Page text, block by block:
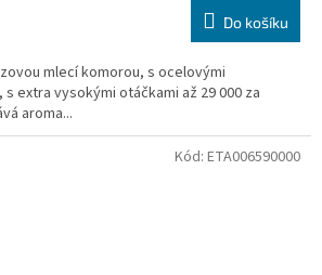
Do košíku
mlecí komorou, s ocelovými
extra vysokými otáčkami až 29 000 za
aroma...
Kód: ETA006590000